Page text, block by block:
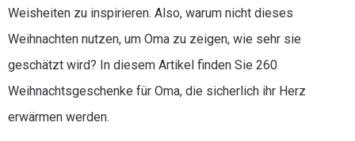
Weisheiten zu inspirieren. Also, warum nicht dieses
Weihnachten nutzen, um Oma zu zeigen, wie sehr sie
geschätzt wird? In diesem Artikel finden Sie 260
Weihnachtsgeschenke für Oma, die sicherlich ihr Herz
erwärmen werden.